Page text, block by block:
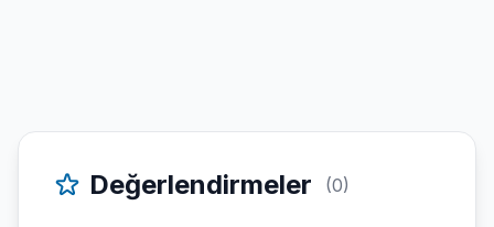
Değerlendirmeler (0)